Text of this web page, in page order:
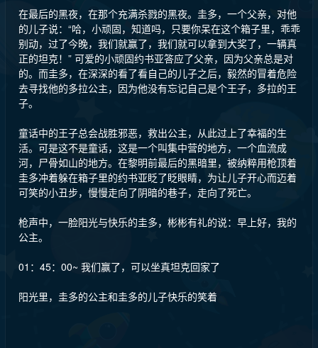
在最后的黑夜，在那个充满杀戮的黑夜。圭多，一个父亲，对他
的儿子说：“哈，小顽固，知道吗，只要你呆在这个箱子里，乖乖
别动，过了今晚，我们就赢了，我们就可以拿到大奖了，一辆真
正的坦克！” 可爱的小顽固约书亚答应了父亲，因为父亲总是对
的。而圭多，在深深的看了看自己的儿子之后，毅然的冒着危险
去寻找他的多拉公主，因为他没有忘记自己是个王子，多拉的王
子。
童话中的王子总会战胜邪恶，救出公主，从此过上了幸福的生
活。可是这不是童话，这是一个叫集中营的地方，一个血流成
河，尸骨如山的地方。在黎明前最后的黑暗里，被纳粹用枪顶着
圭多冲着躲在箱子里的约书亚眨了眨眼睛，为让儿子开心而迈着
可笑的小丑步，慢慢走向了阴暗的巷子，走向了死亡。
枪声中，一脸阳光与快乐的圭多，彬彬有礼的说：早上好，我的
公主。
01：45：00~ 我们赢了，可以坐真坦克回家了
阳光里，圭多的公主和圭多的儿子快乐的笑着